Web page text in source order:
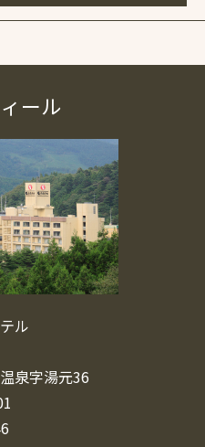
ール
ル
泉字湯元36